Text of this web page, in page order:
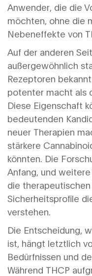
Anwender, die die
möchten, ohne die
Nebeneffekte von
Auf der anderen
außergewöhnlich
Rezeptoren
potenter macht als
Diese Eigenschaft
bedeutenden
neuer Therapien
stärkere
könnten. Die
Anfang, und
die
Sicherheitsprofile
verstehen.
Die Entscheidung,
ist, hängt letztlich
Bedürfnissen und
Während THCP